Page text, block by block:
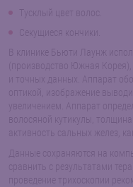
Тусклый цвет волос.
Секущиеся кончики.
В клинике Бьюти Лаунж
(производство Южная
и точных данных. Аппарат
оптикой, изображение
увеличением. Аппарат
волосяной кутикулы,
активность сальных желез,
Данные сохраняются на
сравнить с результатами
проведение трихоскопии